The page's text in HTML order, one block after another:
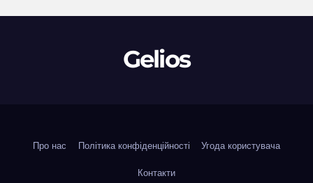
Gelios
Про нас Політика конфіденційності Угода користувача
Контакти